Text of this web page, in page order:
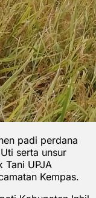
padi perdana
serta unsur
Tani UPJA
Kempas.